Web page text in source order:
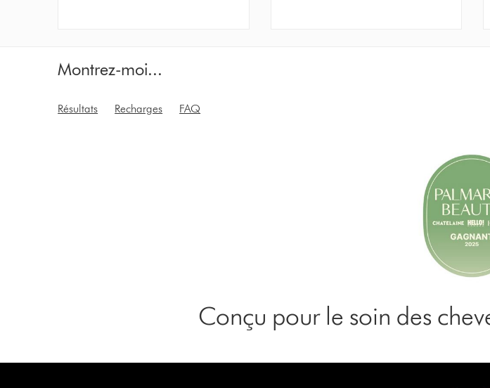
Montrez-moi...
Résultats Recharges FAQ
Conçu pour le soin des